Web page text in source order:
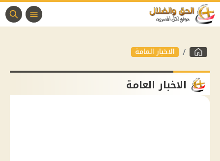
الاخبار العامة
الاخبار العامة